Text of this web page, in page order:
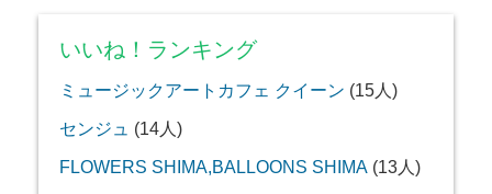
いいね！ランキング
ミュージックアートカフェ クイーン (15人)
センジュ (14人)
FLOWERS SHIMA,BALLOONS SHIMA (13人)